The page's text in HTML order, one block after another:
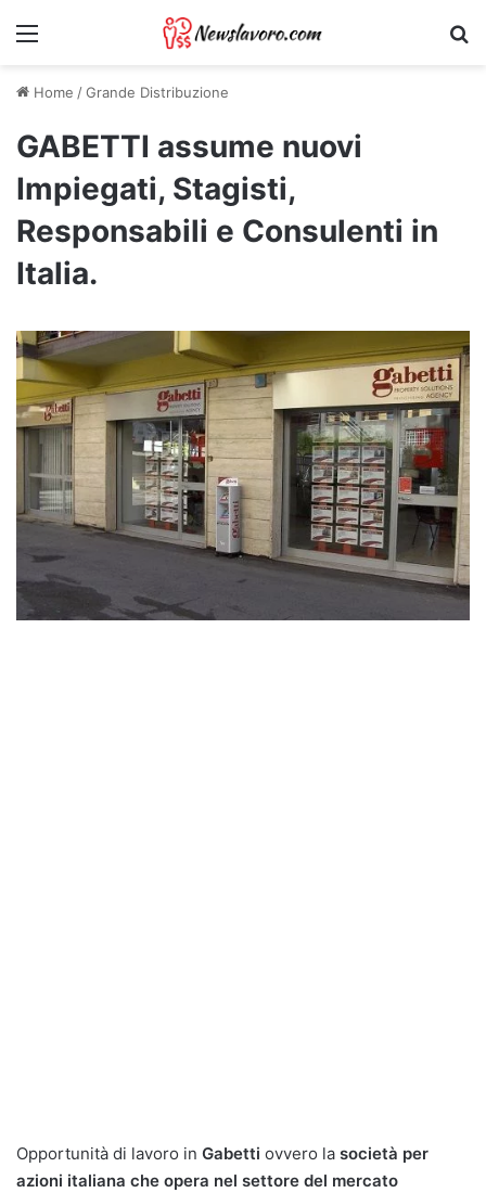
Menu
Home /Grande Distribuzione
GABETTI assume nuovi
Impiegati, Stagisti,
Responsabili e Consulenti in
Italia.
Opportunità di lavoro in Gabetti ovvero la società per
azioni italiana che opera nel settore del mercato